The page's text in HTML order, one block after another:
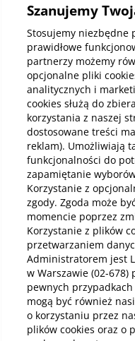
Kup
Pobierz
Szanujemy
Stosujemy niezbędne
prawidłowe
partnerzy możemy
opcjonalne pliki
analitycznych i
cookies służą do
korzystania z naszej
dostosowane treści
reklam). Umożliwiają
funkcjonalności do
zapamiętanie
Korzystanie z
zgody. Zgoda może
momencie poprzez
Korzystanie z plików
przetwarzaniem
Administratorem jest
w Warszawie (02-
pewnych
mogą być również
o korzystaniu przez
plików cookies oraz o